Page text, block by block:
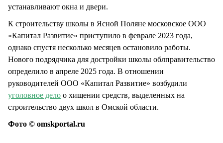
устанавливают окна и двери.
К строительству школы в Ясной Поляне московское ООО
«Капитал Развитие» приступило в феврале 2023 года,
однако спустя несколько месяцев остановило работы.
Нового подрядчика для достройки школы облправительство
определило в апреле 2025 года. В отношении
руководителей ООО «Капитал Развитие» возбудили
уголовное дело о хищении средств, выделенных на
строительство двух школ в Омской области.
Фото © omskportal.ru